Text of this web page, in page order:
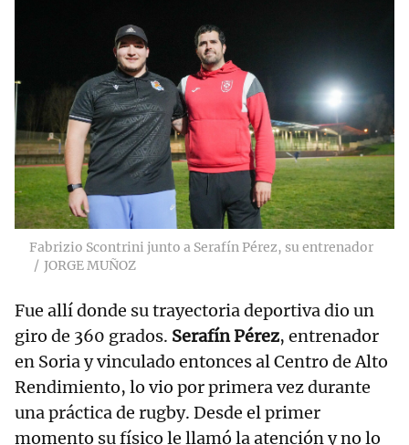
Fabrizio Scontrini junto a Serafín Pérez, su entrenador
JORGE MUÑOZ
Fue allí donde su trayectoria deportiva dio un
giro de 360 grados. Serafín Pérez, entrenador
en Soria y vinculado entonces al Centro de Alto
Rendimiento, lo vio por primera vez durante
una práctica de rugby. Desde el primer
momento su físico le llamó la atención y no lo